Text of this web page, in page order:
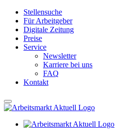
Stellensuche
Für Arbeitgeber
Digitale Zeitung
Preise
Service
Newsletter
Karriere bei uns
FAQ
Kontakt